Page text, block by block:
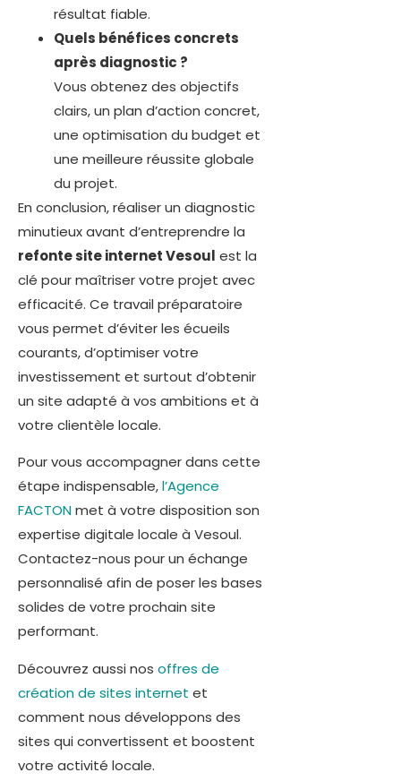
résultat fiable.
Quels bénéfices concrets
après diagnostic ?
Vous obtenez des objectifs
clairs, un plan d’action concret,
une optimisation du budget et
une meilleure réussite globale
du projet.
En conclusion, réaliser un diagnostic
minutieux avant d’entreprendre la
refonte site internet Vesoul est la
clé pour maîtriser votre projet avec
efficacité. Ce travail préparatoire
vous permet d’éviter les écueils
courants, d’optimiser votre
investissement et surtout d’obtenir
un site adapté à vos ambitions et à
votre clientèle locale.
Pour vous accompagner dans cette
étape indispensable,l’Agence
FACTONmet à votre disposition son
expertise digitale locale à Vesoul.
Contactez-nous pour un échange
personnalisé afin de poser les bases
solides de votre prochain site
performant.
Découvrez aussi nos offres de
création de sites internet et
comment nous développons des
sites qui convertissent et boostent
votre activité locale.